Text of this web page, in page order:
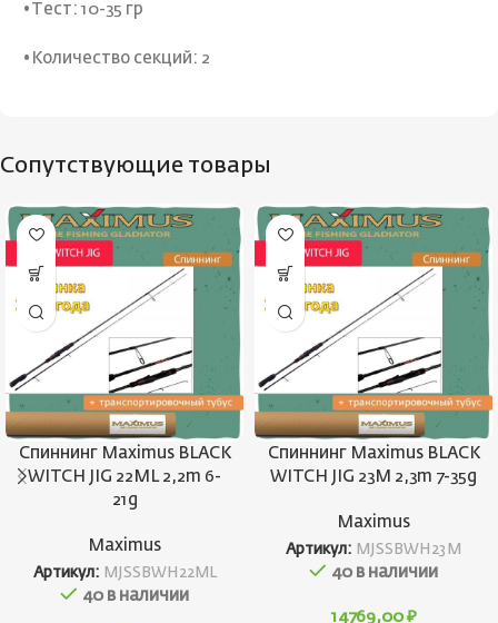
•Тест: 10-35 гр
•Количество секций: 2
Сопутствующие товары
Спиннинг Maximus BLACK
WITCH JIG 22ML 2,2m 6-
21g
Maximus
Артикул: MJSSBWH22ML
40 в наличии
Спиннинг Maximus BLACK
WITCH JIG 23M 2,3m 7-35g
Maximus
Артикул: MJSSBWH23M
40 в наличии
14769,00 ₽